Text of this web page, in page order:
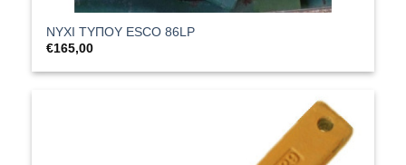
ΝΥΧΙ ΤΥΠΟΥ ESCO 86LP
€165,00